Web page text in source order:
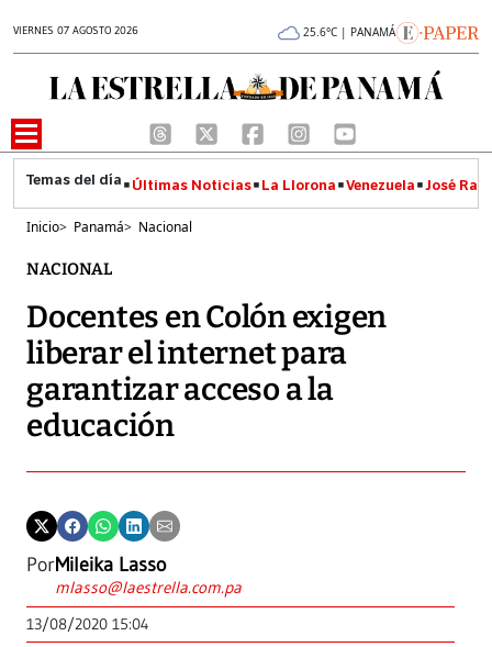
VIERNES 07 AGOSTO 2026 25.6°C | PANAMÁ
Últimas Noticias La Llorona Venezuela José
Inicio> Panamá> Nacional
NACIONAL
Docentes en Colón exigen
liberar el internet para
garantizar acceso a la
educación
PorMileika Lasso
mlasso@laestrella.com.pa
13/08/2020 15:04